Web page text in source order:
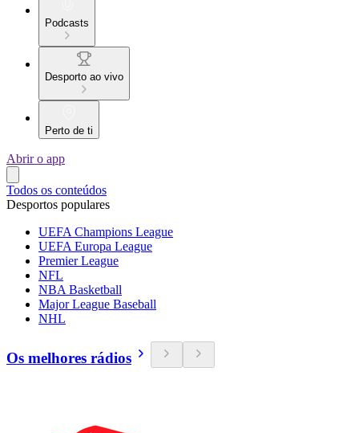
Podcasts
Desporto ao vivo
Perto de ti
Abrir o app
Todos os conteúdos
Desportos populares
UEFA Champions League
UEFA Europa League
Premier League
NFL
NBA Basketball
Major League Baseball
NHL
Os melhores rádios